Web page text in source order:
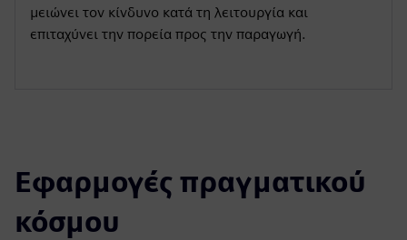
μειώνει τον κίνδυνο κατά τη λειτουργία και
επιταχύνει την πορεία προς την παραγωγή.
Εφαρμογές πραγματικού
κόσμου